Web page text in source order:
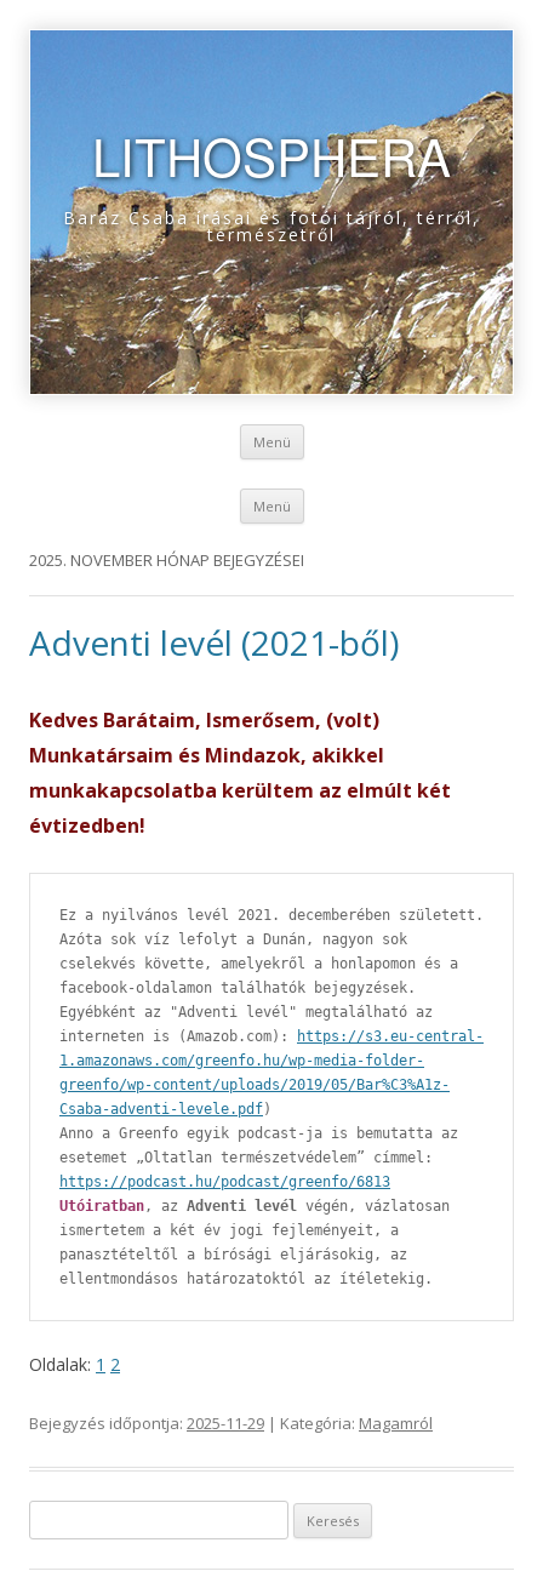
LITHOSPHERA
Baráz Csaba írásai és fotói tájról, térről,
természetről
Menü Tovább a tartalomra
Menü Tovább a tartalomra
2025. NOVEMBER HÓNAP BEJEGYZÉSEI
Adventi levél (2021-ből)
Kedves Barátaim, Ismerősem, (volt)
Munkatársaim és Mindazok, akikkel
munkakapcsolatba kerültem az elmúlt két
évtizedben!
Ez a nyilvános levél 2021. decemberében született.
Azóta sok víz lefolyt a Dunán, nagyon sok
cselekvés követte, amelyekről a honlapomon és a
facebook-oldalamon találhatók bejegyzések.
Egyébként az "Adventi levél" megtalálható az
interneten is (Amazob.com):
https://s3.eu-central-
1.amazonaws.com/greenfo.hu/wp-media-folder-
greenfo/wp-content/uploads/2019/05/Bar%C3%A1z-
Csaba-adventi-levele.pdf)
Anno a Greenfo egyik podcast-ja is bemutatta az
https://podcast.hu/podcast/greenfo/6813
Utóiratban, az Adventi levél végén, vázlatosan
ismertetem a két év jogi fejleményeit, a
panasztételtől a bírósági eljárásokig, az
ellentmondásos határozatoktól az ítéletekig.
Oldalak: 1 2
Bejegyzés időpontja: 2025-11-29 | Kategória: Magamról